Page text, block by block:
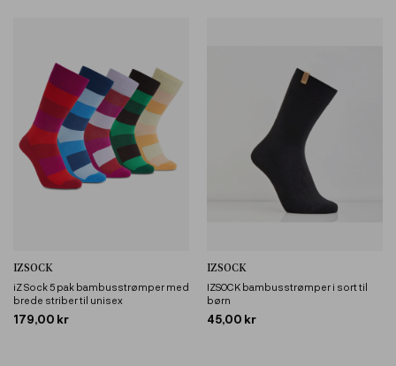
IZSOCK
iZ Sock 5 pak bambusstrømper med
brede striber til unisex
179,00 kr
IZSOCK
IZSOCK bambusstrømper i sort til
børn
45,00 kr